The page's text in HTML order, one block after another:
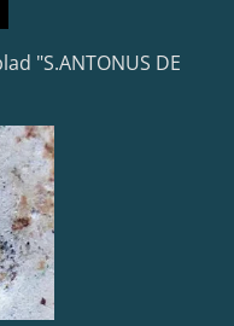
"S.ANTONUS DE